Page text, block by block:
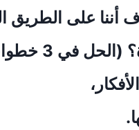
أننا على
في 3 خطوات):